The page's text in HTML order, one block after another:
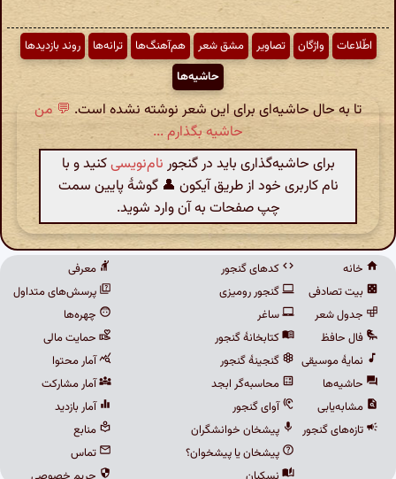
اطّلاعات واژگان تصاویر مشق شعر هم‌آهنگ‌ها ترانه‌ها
روند بازدیدها
حاشیه‌ها
تا به حال حاشیه‌ای برای این شعر نوشته نشده است. 💬 من
حاشیه بگذارم ...
برای حاشیه‌گذاری باید در گنجور نام‌نویسیکنید و با
نام کاربری خود از طریق آیکون 👤 گوشهٔ پایین سمت
چپ صفحات به آن وارد شوید.
خانه
بیت تصادفی
جدول شعر
فال حافظ
نمایهٔ موسیقی
حاشیه‌ها
مشابه‌یابی
تازه‌های گنجور
کدهای گنجور
گنجور رومیزی
ساغر
کتابخانهٔ گنجور
گنجینهٔ گنجور
محاسبه‌گر ابجد
آوای گنجور
پیشخان خوانشگران
پیشخان یا پیشخوان؟
معرفی
پرسش‌های متداول
چهره‌ها
حمایت مالی
آمار محتوا
آمار مشارکت
آمار بازدید
منابع
تماس